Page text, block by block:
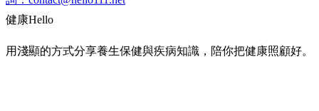
健康Hello
用淺顯的方式分享養生保健與疾病知識，陪你把健康照顧好。